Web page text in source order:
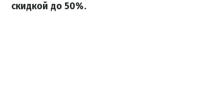
скидкой до 50%.